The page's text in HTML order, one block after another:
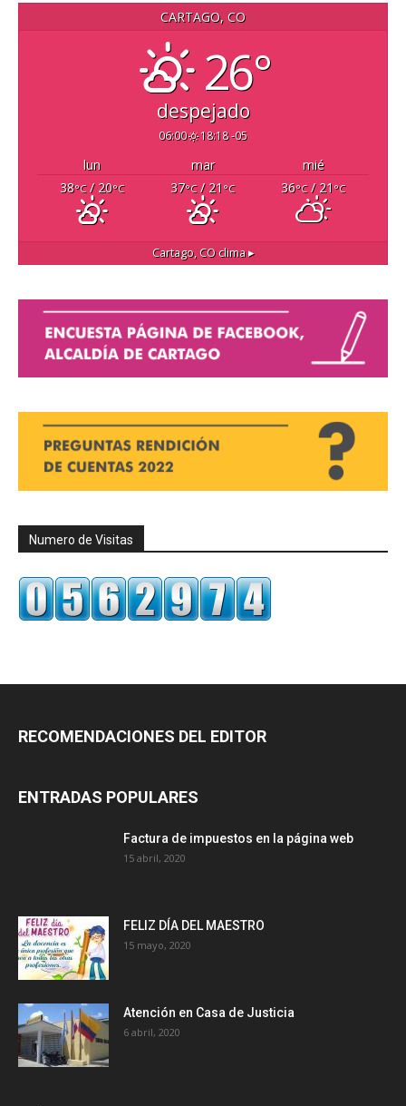
CARTAGO, CO
26°
despejado
06:00 18:18 -05
lun mar
mié
38°C/ 20°C 37°C/ 21 °C 36°C/ 21 °C
Cartago, COclima ▸
Numero de Visitas
RECOMENDACIONES DEL EDITOR
ENTRADAS POPULARES
Factura de impuestos en la página web
15 abril, 2020
FELIZ DÍA DEL MAESTRO
15 mayo, 2020
Atención en Casa de Justicia
6 abril, 2020